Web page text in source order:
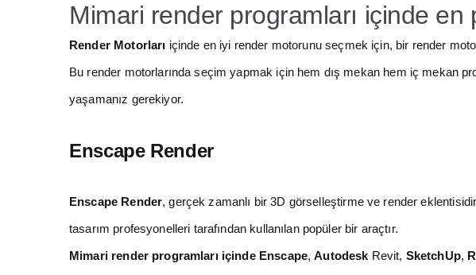
Mimari render programları içinde en
Render Motorları içinde en iyi render motorunu seçmek için, bir render
Bu render motorlarında seçim yapmak için hem dış mekan hem iç mekan
yaşamanız gerekiyor.
Enscape Render
Enscape Render, gerçek zamanlı bir 3D görselleştirme ve render
tasarım profesyonelleri tarafından kullanılan popüler bir araçtır.
Mimari render programları içinde Enscape,Autodesk Revit, SketchUp,